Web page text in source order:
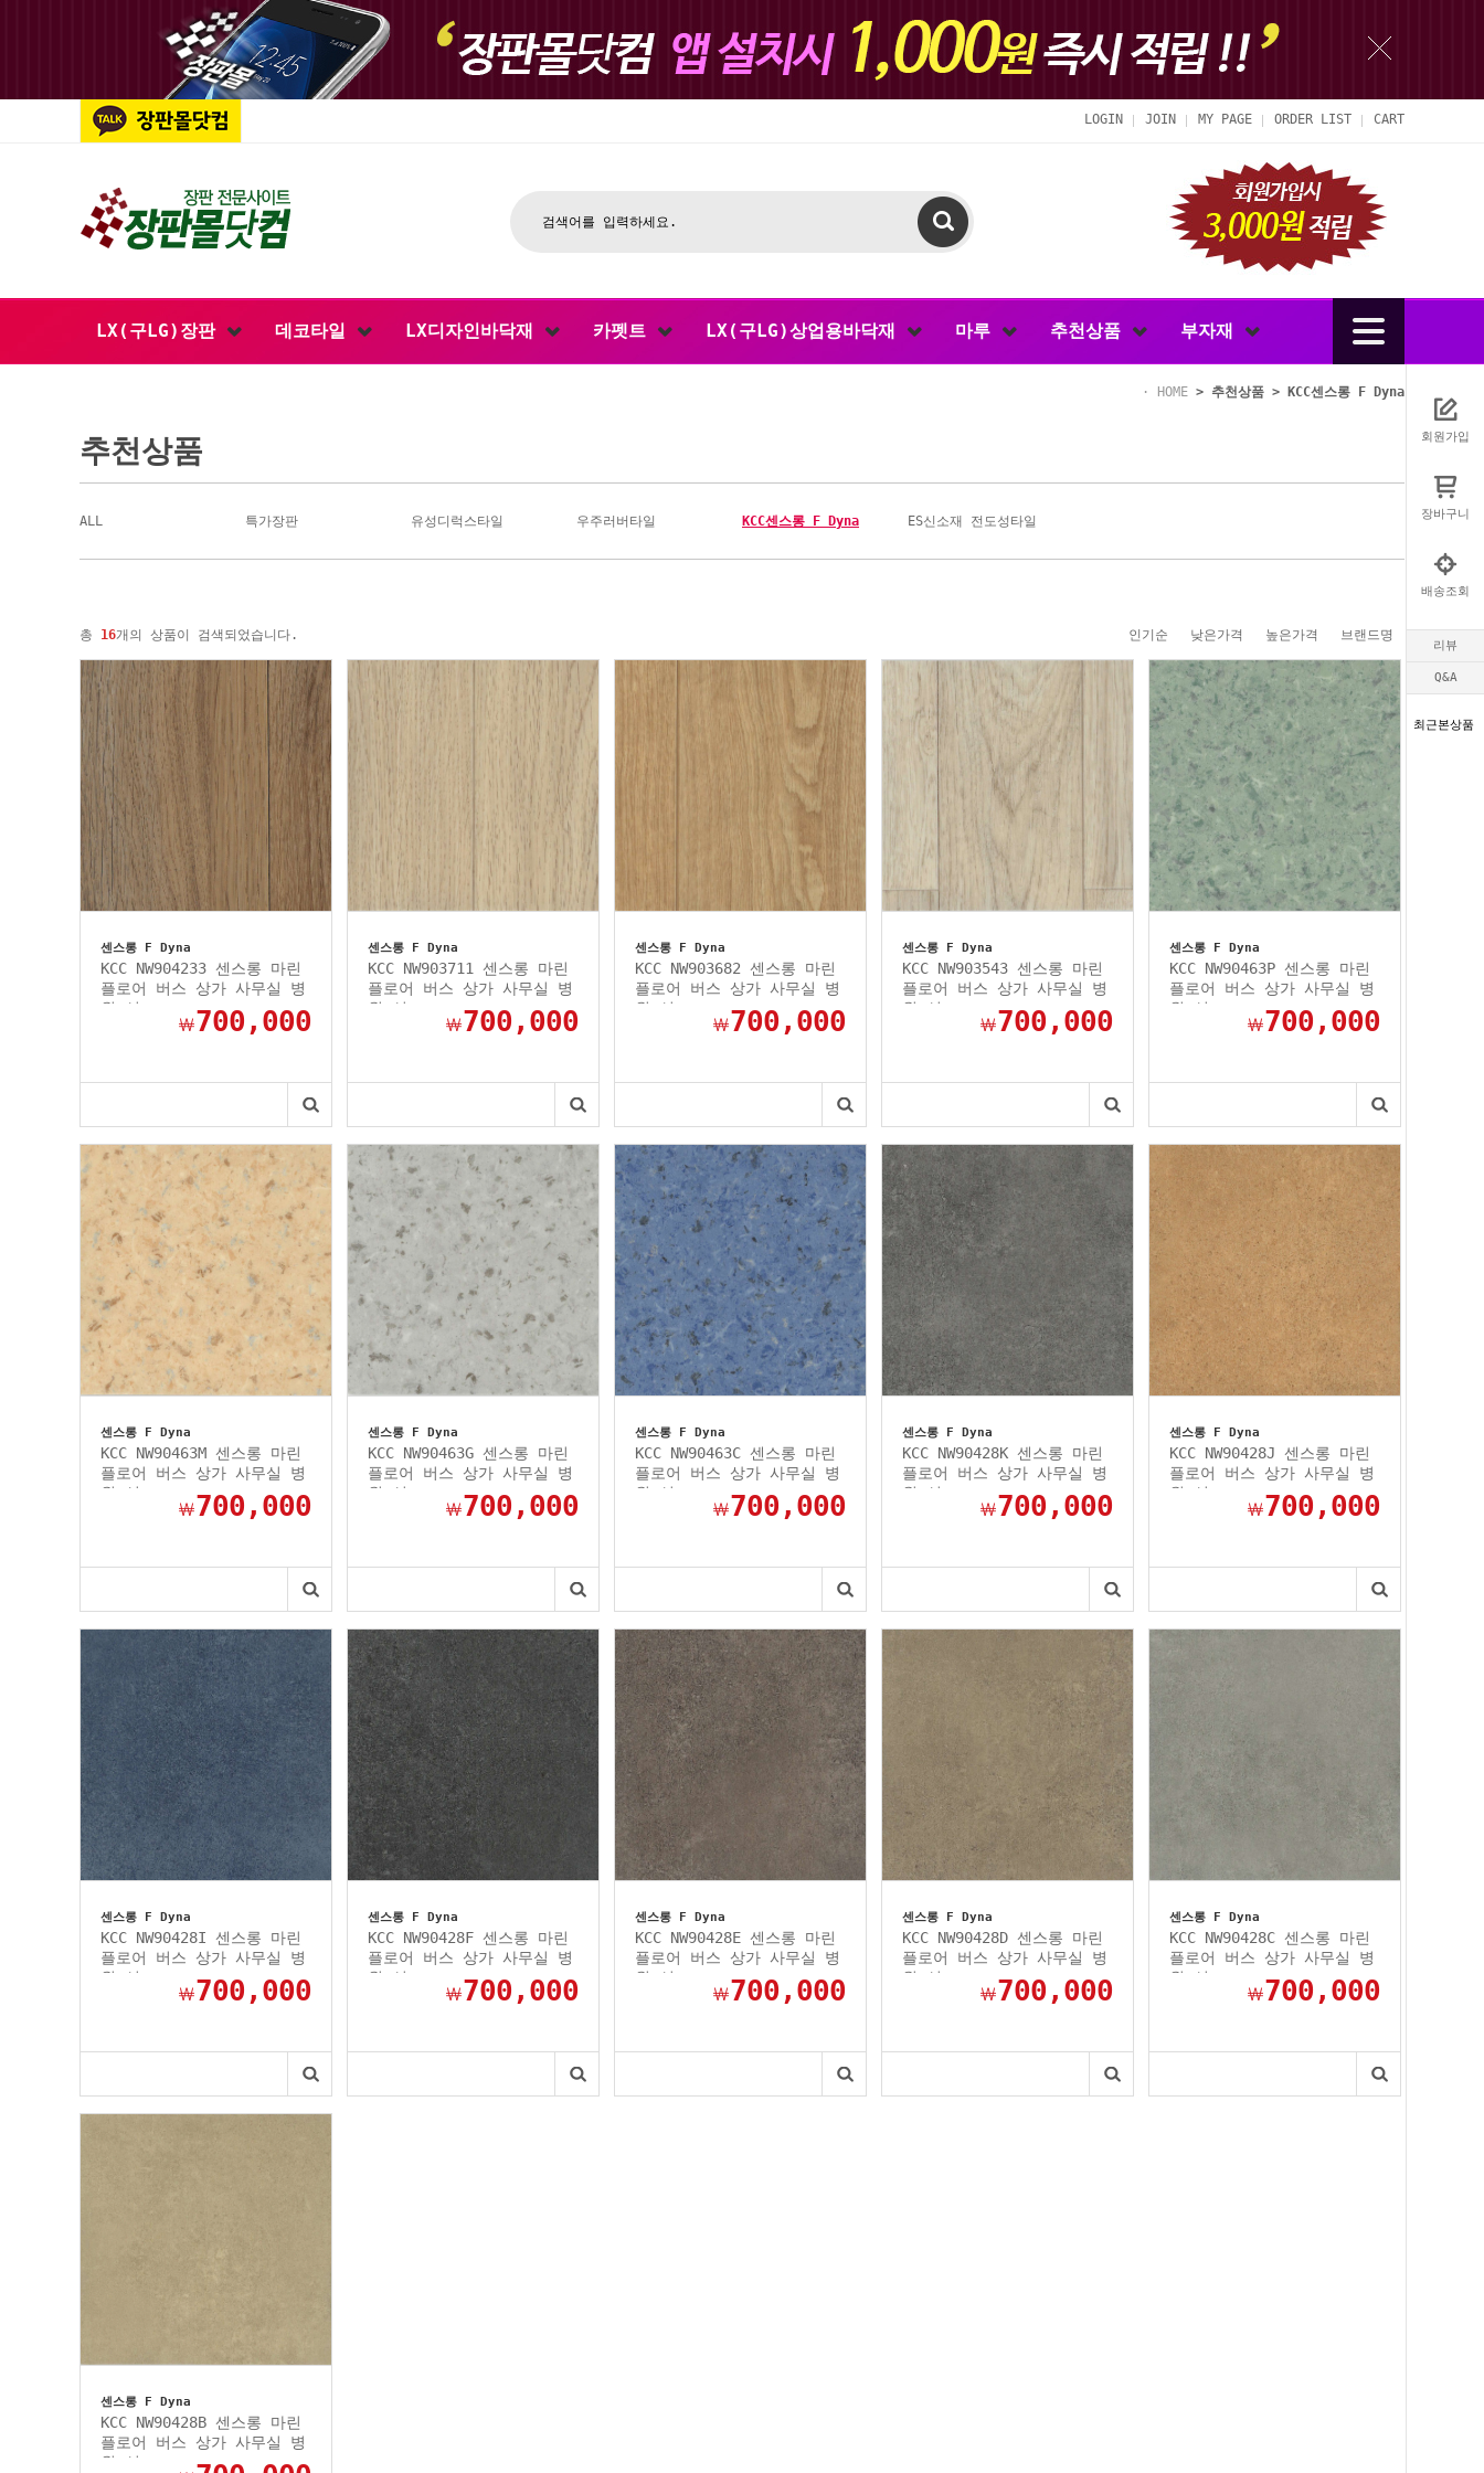
회원가입
장바구니
배송조회
리뷰
Q&A
최근본상품
LOGIN JOIN MY PAGE ORDER LIST CART
LX(구LG)장판 데코타일 LX디자인바닥재 카펫트 LX(구LG)상업용바닥재 마루 추천상품 부자재
HOME > 추천상품 > KCC센스롱 F Dyna
추천상품
ALL 특가장판 유성디럭스타일 우주러버타일 KCC센스롱 F Dyna ES신소재 전도성타일
총 16개의 상품이 검색되었습니다. 인기순 낮은가격 높은가격 브랜드명
센스롱 F Dyna
KCC NW904233 센스롱 마린
플로어 버스 상가 사무실 병
원 선...
￦700,000
센스롱 F Dyna
KCC NW903711 센스롱 마린
플로어 버스 상가 사무실 병
원 선...
￦700,000
센스롱 F Dyna
KCC NW903682 센스롱 마린
플로어 버스 상가 사무실 병
원 선...
￦700,000
센스롱 F Dyna
KCC NW903543 센스롱 마린
플로어 버스 상가 사무실 병
원 선...
￦700,000
센스롱 F Dyna
KCC NW90463P 센스롱 마린
플로어 버스 상가 사무실 병
원 선...
￦700,000
센스롱 F Dyna
KCC NW90463M 센스롱 마린
플로어 버스 상가 사무실 병
원 선...
￦700,000
센스롱 F Dyna
KCC NW90463G 센스롱 마린
플로어 버스 상가 사무실 병
원 선...
￦700,000
센스롱 F Dyna
KCC NW90463C 센스롱 마린
플로어 버스 상가 사무실 병
원 선...
￦700,000
센스롱 F Dyna
KCC NW90428K 센스롱 마린
플로어 버스 상가 사무실 병
원 선...
￦700,000
센스롱 F Dyna
KCC NW90428J 센스롱 마린
플로어 버스 상가 사무실 병
원 선...
￦700,000
센스롱 F Dyna
KCC NW90428I 센스롱 마린
플로어 버스 상가 사무실 병
원 선...
￦700,000
센스롱 F Dyna
KCC NW90428F 센스롱 마린
플로어 버스 상가 사무실 병
원 선...
￦700,000
센스롱 F Dyna
KCC NW90428E 센스롱 마린
플로어 버스 상가 사무실 병
원 선...
￦700,000
센스롱 F Dyna
KCC NW90428D 센스롱 마린
플로어 버스 상가 사무실 병
원 선...
￦700,000
센스롱 F Dyna
KCC NW90428C 센스롱 마린
플로어 버스 상가 사무실 병
원 선...
￦700,000
센스롱 F Dyna
KCC NW90428B 센스롱 마린
플로어 버스 상가 사무실 병
원 선...